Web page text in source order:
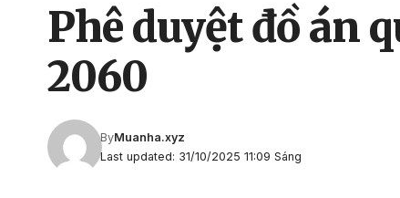
Phê duyệt đồ án
2060
Last updated: 31/10/2025 11:09 Sáng
ByMuanha.xyz